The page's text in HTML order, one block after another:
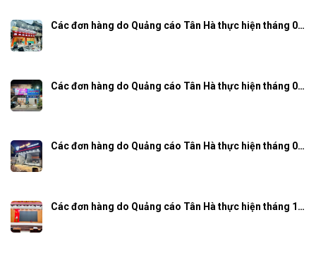
Các đơn hàng do Quảng cáo Tân Hà thực hiện tháng 0…
Các đơn hàng do Quảng cáo Tân Hà thực hiện tháng 0…
Các đơn hàng do Quảng cáo Tân Hà thực hiện tháng 0…
Các đơn hàng do Quảng cáo Tân Hà thực hiện tháng 1…